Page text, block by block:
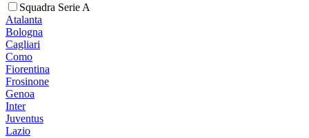
Squadra Serie A
Atalanta
Bologna
Cagliari
Como
Fiorentina
Frosinone
Genoa
Inter
Juventus
Lazio